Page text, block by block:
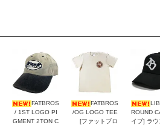
FATBROS
/ 1ST LOGO PI
GMENT 2TON C
FATBROS
/OG LOGO TEE
[ファットブロ
ROUND
イブ] ラウ